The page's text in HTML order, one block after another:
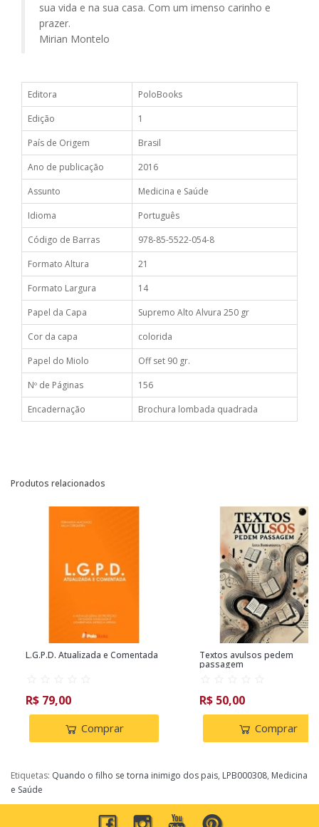
sua vida e na sua casa. Com um imenso carinho e
prazer.
Mirian Montelo
Editora
PoloBooks
Edição
1
País de Origem
Brasil
Ano de publicação
2016
Assunto
Medicina e Saúde
Idioma
Português
Código de Barras
978-85-5522-054-8
Formato Altura
21
Formato Largura
14
Papel da Capa
Supremo Alto Alvura 250 gr
Cor da capa
colorida
Papel do Miolo
Off set 90 gr.
Nº de Páginas
156
Encadernação
Brochura lombada quadrada
Produtos relacionados
L.G.P.D. Atualizada e Comentada
R$ 79,00
Comprar
Textos avulsos pedem
passagem
R$ 50,00
Comprar
Etiquetas: Quando o filho se torna inimigo dos pais, LPB000308, Medicina
e Saúde